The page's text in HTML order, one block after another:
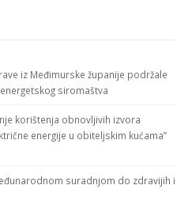
iz Međimurske županije podržale
siromaštva
korištenja obnovljivih izvora
energije u obiteljskim kućama”
suradnjom do zdravijih i